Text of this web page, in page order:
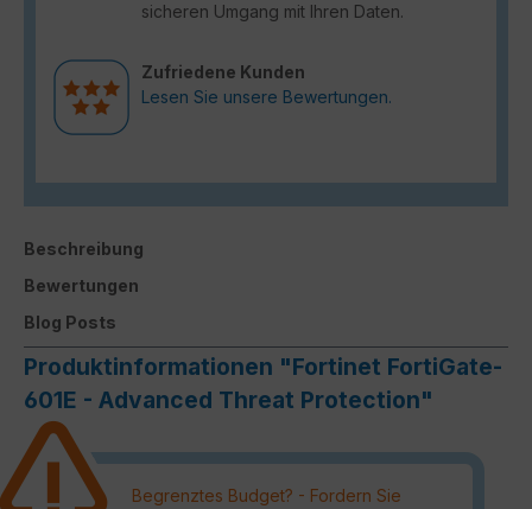
sicheren Umgang mit Ihren Daten.
Zufriedene Kunden
Lesen Sie unsere Bewertungen.
Beschreibung
Bewertungen
Blog Posts
Produktinformationen "Fortinet FortiGate-
601E - Advanced Threat Protection"
Begrenztes Budget? - Fordern Sie